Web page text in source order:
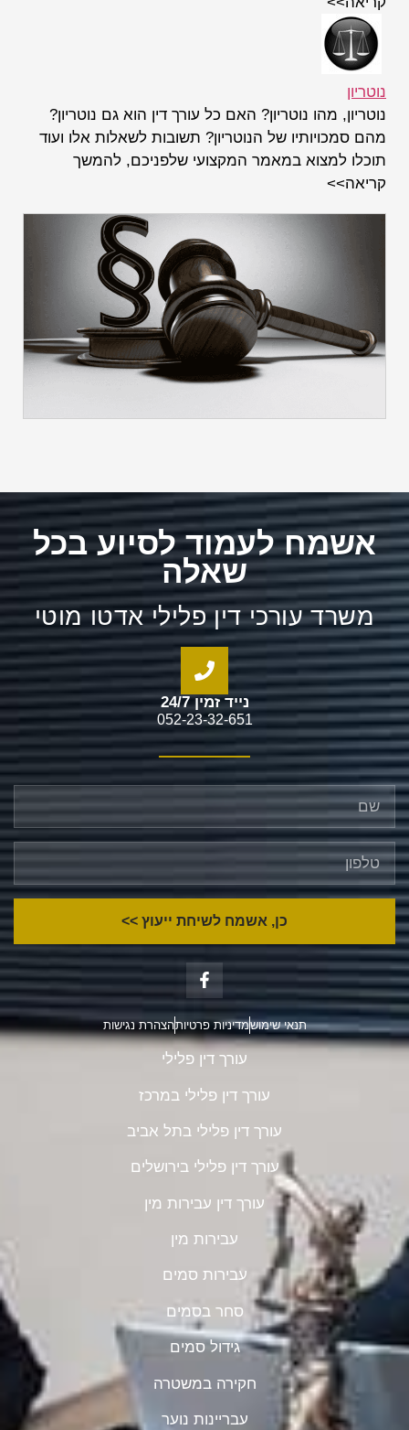
נוטריון
נוטריון, מהו נוטריון? האם כל עורך דין הוא גם נוטריון?
מהם סמכויותיו של הנוטריון? תשובות לשאלות אלו ועוד
תוכלו למצוא במאמר המקצועי שלפניכם, להמשך
קריאה>>
אשמח לעמוד לסיוע בכל
שאלה
משרד עורכי דין פלילי אדטו מוטי
נייד זמין 24/7
052-23-32-651
כן, אשמח לשיחת ייעוץ >>
תנאי שימושמדיניות פרטיותהצהרת נגישות
עורך דין פלילי
עורך דין פלילי במרכז
עורך דין פלילי בתל אביב
עורך דין פלילי בירושלים
עורך דין עבירות מין
עבירות מין
עבירות סמים
סחר בסמים
גידול סמים
חקירה במשטרה
עבריינות נוער